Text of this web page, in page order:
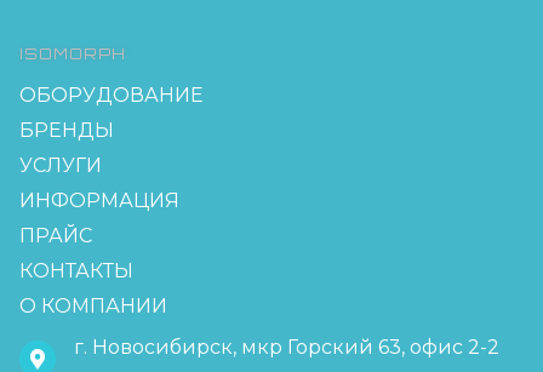
ISOMORPH
ОБОРУДОВАНИЕ
БРЕНДЫ
УСЛУГИ
ИНФОРМАЦИЯ
ПРАЙС
КОНТАКТЫ
О КОМПАНИИ
г. Новосибирск, мкр Горский 63, офис 2-2